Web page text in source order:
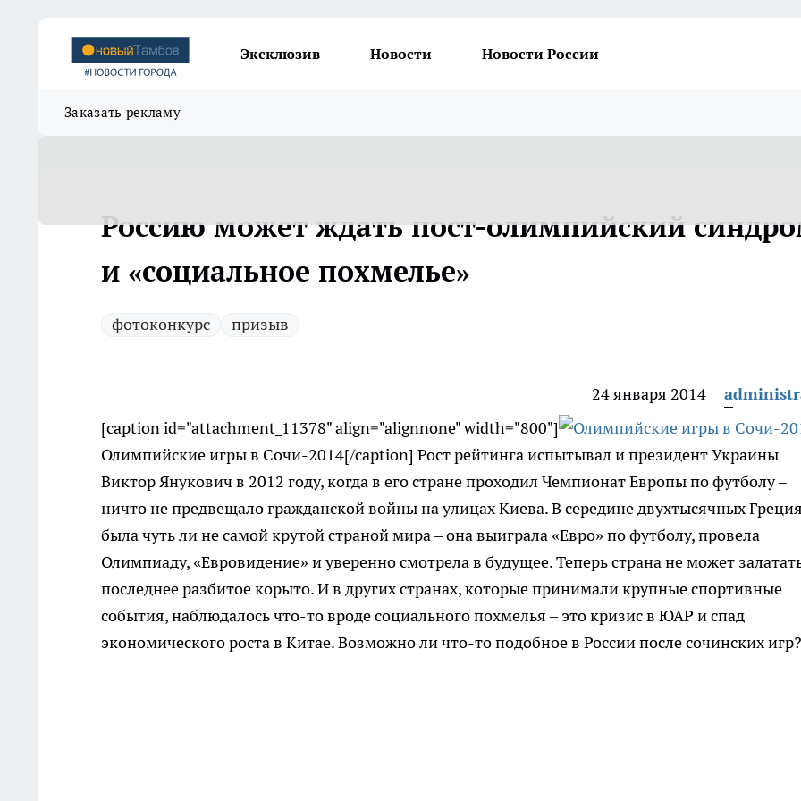
Эксклюзив Новости Новости России
Заказать рекламу
Россию может ждать пост-олимпийский
и «социальное похмелье»
фотоконкурс призыв
24 января 2014
[caption id="attachment_11378" align="alignnone" width="800"]
Олимпийские игры в Сочи-2014[/caption] Рост рейтинга испытывал и президент Украины
Виктор Янукович в 2012 году, когда в его стране проходил Чемпионат Европы по футболу –
ничто не предвещало гражданской войны на улицах Киева. В середине двухтысячных Греция
была чуть ли не самой крутой страной мира – она выиграла «Евро» по футболу, провела
Олимпиаду, «Евровидение» и уверенно смотрела в будущее. Теперь страна не может
последнее разбитое корыто. И в других странах, которые принимали крупные спортивные
события, наблюдалось что-то вроде социального похмелья – это кризис в ЮАР и спад
экономического роста в Китае. Возможно ли что-то подобное в России после сочинских игр?